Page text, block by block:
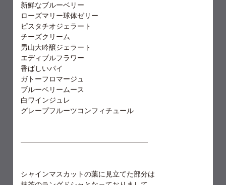
新鮮なブルーベリー
ローズマリー球体ゼリー
ピスタチオジェラート
チーズクリーム
男山大吟醸ジェラート
エディブルフラワー
香ばしいパイ
ガトーフロマージュ
ブルーベリームース
白ワインジュレ
グレープフルーツコンフィチュール
━━━━━━━━━━━━━━━━━━
シャインマスカットの葉に見立てた部分は